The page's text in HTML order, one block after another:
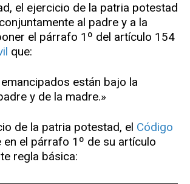
el ejercicio de la patria potestad
al padre y a la
el párrafo 1º del artículo 154
que:
están bajo la
y de la madre.»
de la patria potestad, el Código
en el párrafo 1º de su artículo
regla básica: